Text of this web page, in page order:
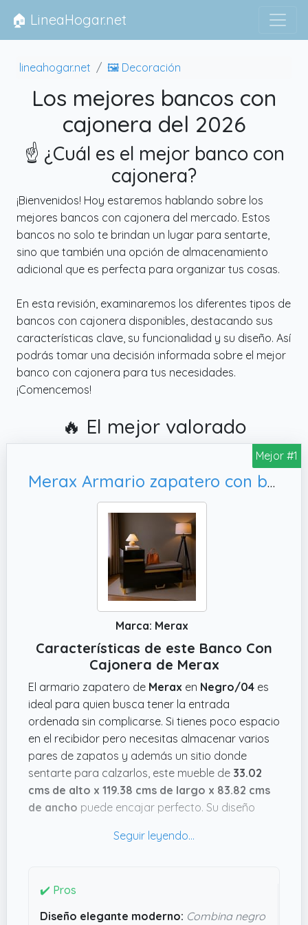
🏠 LineaHogar.net
lineahogar.net 🖼 Decoración
Los mejores bancos con
cajonera del 2026
☝️ ¿Cuál es el mejor banco con
cajonera?
¡Bienvenidos! Hoy estaremos hablando sobre los
mejores bancos con cajonera del mercado. Estos
bancos no solo te brindan un lugar para sentarte,
sino que también una opción de almacenamiento
adicional que es perfecta para organizar tus cosas.
En esta revisión, examinaremos los diferentes tipos de
bancos con cajonera disponibles, destacando sus
características clave, su funcionalidad y su diseño. Así
podrás tomar una decisión informada sobre el mejor
banco con cajonera para tus necesidades.
¡Comencemos!
🔥 El mejor valorado
Mejor #1
Merax Armario zapatero con banco – Cajoneras multifuncionales para la entrada, 120x35x85 cm
Marca: Merax
Características de este Banco Con
Cajonera de Merax
El armario zapatero de Merax en Negro/04 es
ideal para quien busca tener la entrada
ordenada sin complicarse. Si tienes poco espacio
en el recibidor pero necesitas almacenar varios
pares de zapatos y además un sitio donde
sentarte para calzarlos, este mueble de 33.02
cms de alto x 119.38 cms de largo x 83.82 cms
de ancho puede encajar perfecto. Su diseño
que le da un toque moderno, nada demasiado
zona abierta para dejar a mano los zapatos que
✔️ Pros
Diseño elegante moderno: Combina negro